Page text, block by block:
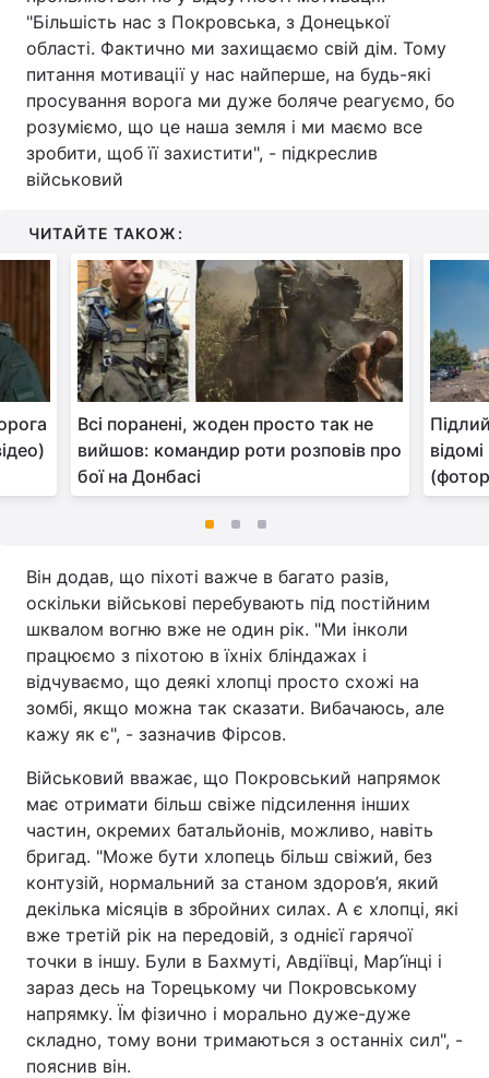
"Більшість нас з Покровська, з Донецької
області. Фактично ми захищаємо свій дім. Тому
питання мотивації у нас найперше, на будь-які
просування ворога ми дуже боляче реагуємо, бо
розуміємо, що це наша земля і ми маємо все
зробити, щоб її захистити", - підкреслив
військовий
ЧИТАЙТЕ ТАКОЖ:
Всі поранені, жоден просто так не
вийшов: командир роти розповів про
бої на Донбасі
Він додав, що піхоті важче в багато разів,
оскільки військові перебувають під постійним
шквалом вогню вже не один рік. "Ми інколи
працюємо з піхотою в їхніх бліндажах і
відчуваємо, що деякі хлопці просто схожі на
зомбі, якщо можна так сказати. Вибачаюсь, але
кажу як є", - зазначив Фірсов.
Військовий вважає, що Покровський напрямок
має отримати більш свіже підсилення інших
частин, окремих батальйонів, можливо, навіть
бригад. "Може бути хлопець більш свіжий, без
контузій, нормальний за станом здоров’я, який
декілька місяців в збройних силах. А є хлопці, які
вже третій рік на передовій, з однієї гарячої
точки в іншу. Були в Бахмуті, Авдіївці, Мар’їнці і
зараз десь на Торецькому чи Покровському
напрямку. Їм фізично і морально дуже-дуже
складно, тому вони тримаються з останніх сил", -
пояснив він.